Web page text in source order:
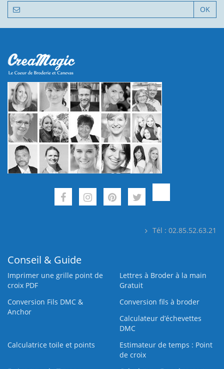
OK
Tél : 02.85.52.63.21
Conseil & Guide
Imprimer une grille point de
croix PDF
Lettres à Broder à la main
Gratuit
Conversion Fils DMC &
Anchor
Conversion fils à broder
Calculateur d’échevettes
DMC
Calculatrice toile et points
Estimateur de temps : Point
de croix